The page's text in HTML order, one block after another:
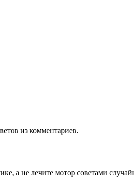
из комментариев.
а не лечите мотор советами